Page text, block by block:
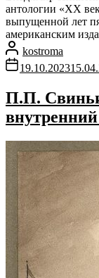
антологии «XX
выпущенной лет
американским
kostroma
19.10.2023
П.П.